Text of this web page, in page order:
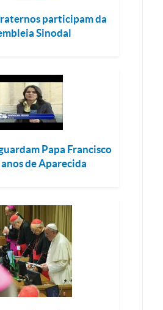
participam da
Sinodal
Papa Francisco
de Aparecida